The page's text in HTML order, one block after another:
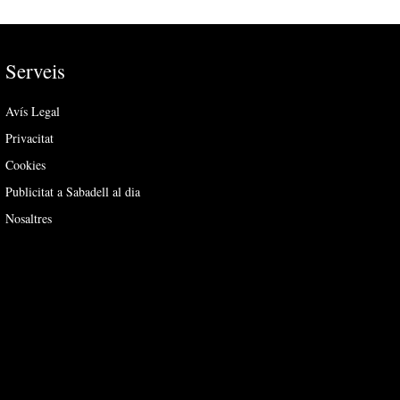
Serveis
Avís Legal
Privacitat
Cookies
Publicitat a Sabadell al dia
Nosaltres